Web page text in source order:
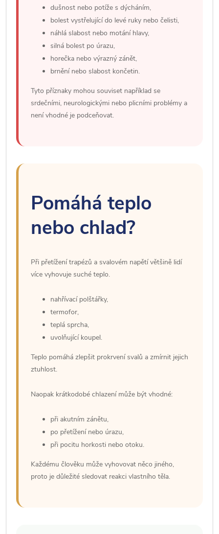
dušnost nebo potíže s dýcháním,
bolest vystřelující do levé ruky nebo čelisti,
náhlá slabost nebo motání hlavy,
silná bolest po úrazu,
horečka nebo výrazný zánět,
brnění nebo slabost končetin.
Tyto příznaky mohou souviset například se
srdečními, neurologickými nebo plicními problémy a
není vhodné je podceňovat.
Pomáhá teplo
nebo chlad?
Při přetížení trapézů a svalovém napětí většině lidí
více vyhovuje suché teplo.
nahřívací polštářky,
termofor,
teplá sprcha,
uvolňující koupel.
Teplo pomáhá zlepšit prokrvení svalů a zmírnit jejich
ztuhlost.
Naopak krátkodobé chlazení může být vhodné:
při akutním zánětu,
po přetížení nebo úrazu,
při pocitu horkosti nebo otoku.
Každému člověku může vyhovovat něco jiného,
proto je důležité sledovat reakci vlastního těla.